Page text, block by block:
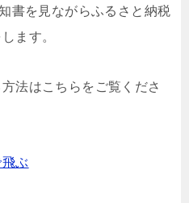
書を見ながらふるさと納税
ます。
法はこちらをご覧くださ
ぶ